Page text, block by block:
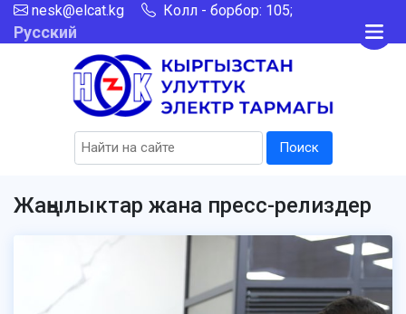
nesk@elcat.kg Колл - борбор: 105;
Русский
Поиск
Жаңылыктар жана пресс-релиздер